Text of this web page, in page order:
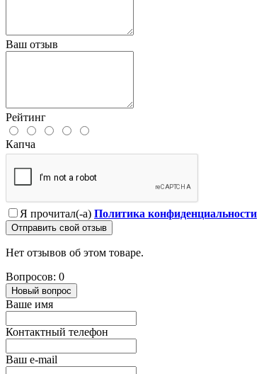
Ваш отзыв
Рейтинг
Капча
Я прочитал(-а) Политика конфиденциальности
Отправить свой отзыв
Нет отзывов об этом товаре.
Вопросов: 0
Новый вопрос
Ваше имя
Контактный телефон
Ваш e-mail